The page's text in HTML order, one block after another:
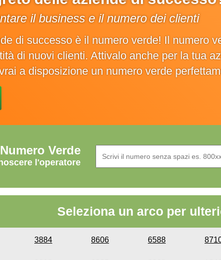
il business e il numero dei clienti
di successo è il numero verde! Il numero
di nuovi clienti. Attivalo anche per la tua
a disposizione un numero verde
Verde
l'operatore
Seleziona un arco per
3884 8606 6588